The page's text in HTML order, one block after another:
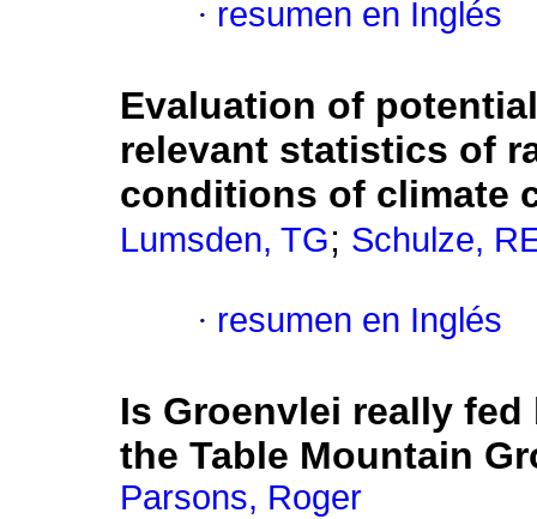
· resumen en Inglés
Evaluation of
relevant statistics of
conditions of climate
Lumsden, TG; Schulze,
· resumen en Inglés
Is Groenvlei really
the Table Mountain
Parsons, Roger